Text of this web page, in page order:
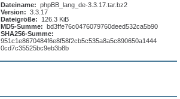
Dateiname: phpBB_lang_de-3.3.17.tar.bz2
Version: 3.3.17
Dateigröße:
126.3 KiB
MD5-Summe: bd3ffe76c0476079760deed532ca5b90
SHA256-Summe:
951c1e8670484f6e8f58f2cb5c535a8a5c890650a1444
0cd7c35525bc9eb3b8b